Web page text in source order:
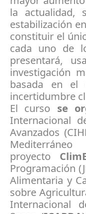
la actualidad,
estabilización
constituir el
cada uno de
presentará,
investigación
basada en el
incertidumbre
El curso se
Internacional
Avanzados
proyecto
Programación
Alimentaria y
sobre
Internacional